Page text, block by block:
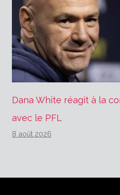
Dana White réagit à la
avec le PFL
8 août 2026